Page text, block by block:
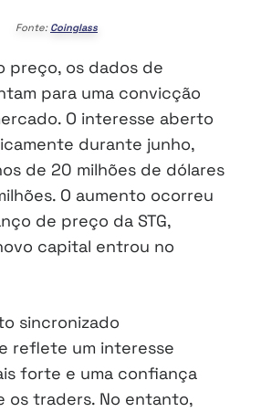
Fonte: Coinglass
preço, os dados de
para uma convicção
O interesse aberto
durante junho,
de 20 milhões de dólares
O aumento ocorreu
de preço da STG,
capital entrou no
sincronizado
reflete um interesse
forte e uma confiança
os traders. No entanto,